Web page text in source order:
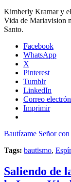
Kimberly Kramar y
Vida de Mariavision
Santo.
Facebook
WhatsApp
X
Pinterest
Tumblr
LinkedIn
Correo
Imprimir
Bautízame Señor
Tags: bautismo,
Saliendo de